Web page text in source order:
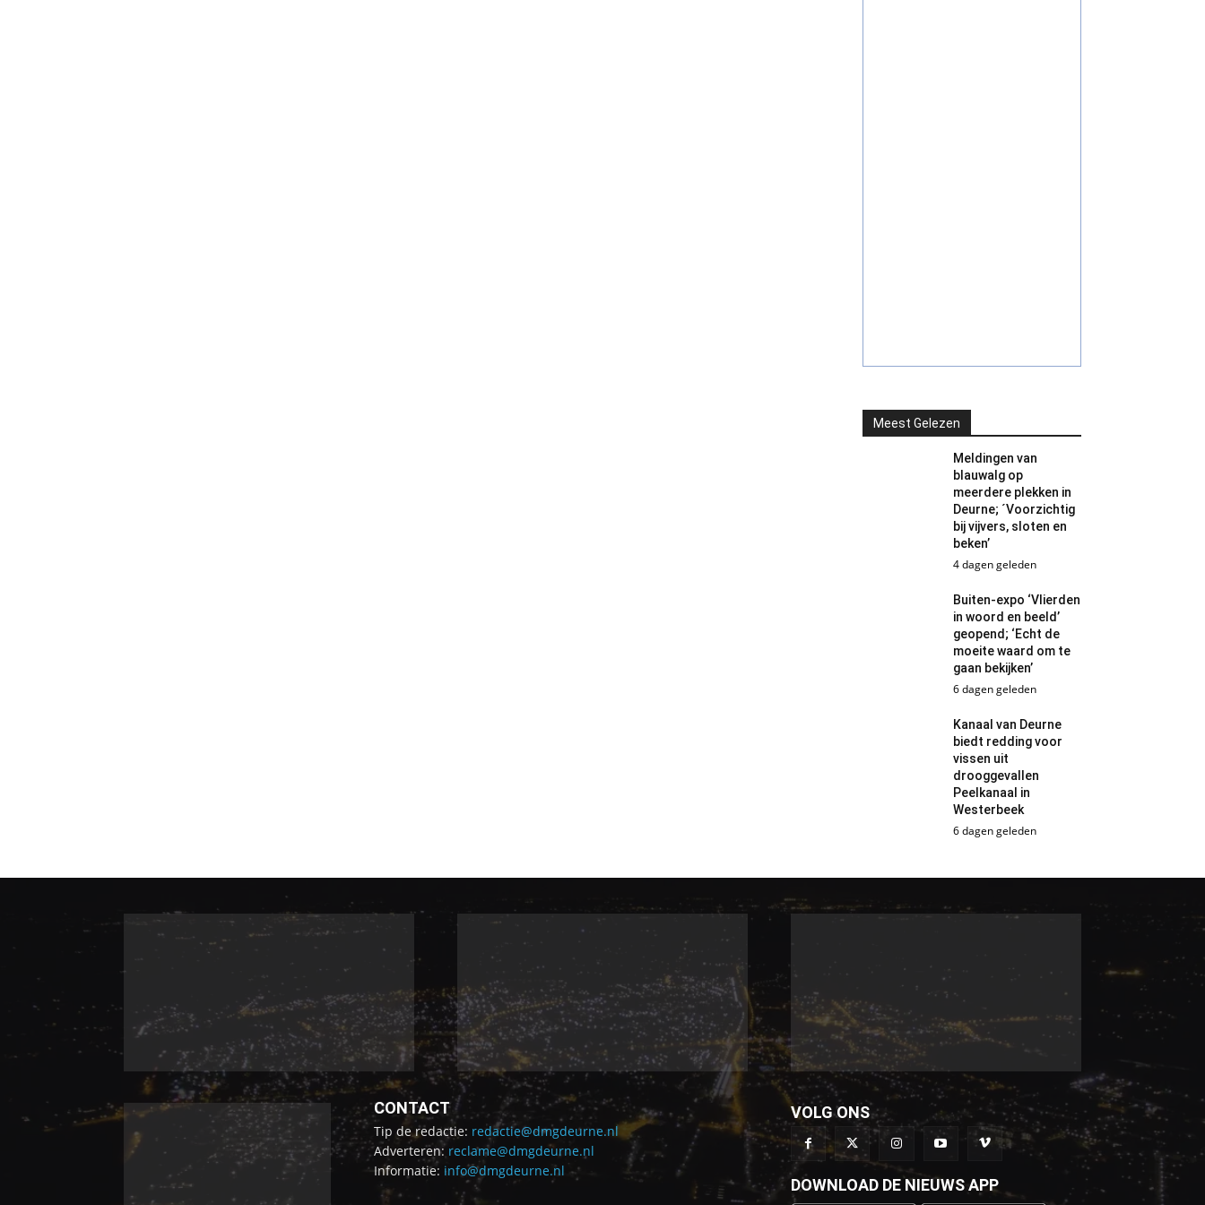
Meest Gelezen
Meldingen van
blauwalg op
meerdere plekken in
Deurne; ´Voorzichtig
bij vijvers, sloten en
beken’
4 dagen geleden
Buiten-expo ‘Vlierden
in woord en beeld’
geopend; ‘Echt de
moeite waard om te
gaan bekijken’
6 dagen geleden
Kanaal van Deurne
biedt redding voor
vissen uit
drooggevallen
Peelkanaal in
Westerbeek
6 dagen geleden
CONTACT
Tip de redactie: redactie@dmgdeurne.nl
Adverteren: reclame@dmgdeurne.nl
Informatie: info@dmgdeurne.nl
VOLG ONS
DOWNLOAD DE NIEUWS APP